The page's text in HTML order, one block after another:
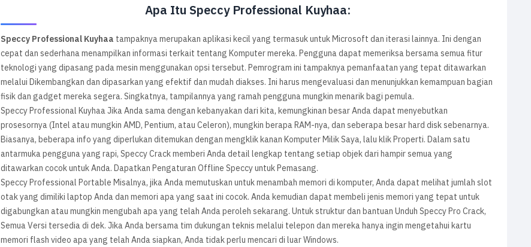
Apa Itu Speccy Professional Kuyhaa:
Speccy Professional Kuyhaa tampaknya merupakan aplikasi kecil yang termasuk untuk Microsoft dan iterasi lainnya. Ini dengan
cepat dan sederhana menampilkan informasi terkait tentang Komputer mereka. Pengguna dapat memeriksa bersama semua fitur
teknologi yang dipasang pada mesin menggunakan opsi tersebut. Pemrogram ini tampaknya pemanfaatan yang tepat ditawarkan
melalui Dikembangkan dan dipasarkan yang efektif dan mudah diakses. Ini harus mengevaluasi dan menunjukkan kemampuan bagian
fisik dan gadget mereka segera. Singkatnya, tampilannya yang ramah pengguna mungkin menarik bagi pemula.
Speccy Professional Kuyhaa Jika Anda sama dengan kebanyakan dari kita, kemungkinan besar Anda dapat menyebutkan
prosesornya (Intel atau mungkin AMD, Pentium, atau Celeron), mungkin berapa RAM-nya, dan seberapa besar hard disk sebenarnya.
Biasanya, beberapa info yang diperlukan ditemukan dengan mengklik kanan Komputer Milik Saya, lalu klik Properti. Dalam satu
antarmuka pengguna yang rapi, Speccy Crack memberi Anda detail lengkap tentang setiap objek dari hampir semua yang
ditawarkan cocok untuk Anda. Dapatkan Pengaturan Offline Speccy untuk Pemasang.
Speccy Professional Portable Misalnya, jika Anda memutuskan untuk menambah memori di komputer, Anda dapat melihat jumlah slot
otak yang dimiliki laptop Anda dan memori apa yang saat ini cocok. Anda kemudian dapat membeli jenis memori yang tepat untuk
digabungkan atau mungkin mengubah apa yang telah Anda peroleh sekarang. Untuk struktur dan bantuan Unduh Speccy Pro Crack,
Semua Versi tersedia di dek. Jika Anda bersama tim dukungan teknis melalui telepon dan mereka hanya ingin mengetahui kartu
memori flash video apa yang telah Anda siapkan, Anda tidak perlu mencari di luar Windows.